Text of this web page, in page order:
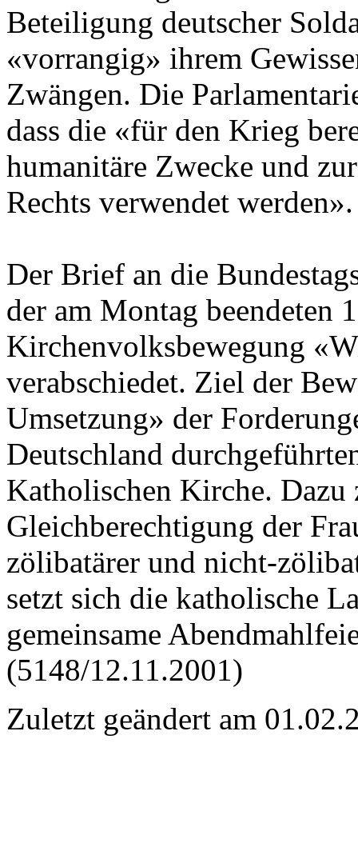
Beteiligung deutscher
«vorrangig» ihrem
Zwängen. Die
dass die «für den Krieg
humanitäre Zwecke und
Rechts verwendet werden».
Der Brief an die
der am Montag beendeten
Kirchenvolksbewegung
verabschiedet. Ziel der
Umsetzung» der
Deutschland
Katholischen Kirche. Dazu
Gleichberechtigung der
zölibatärer und nicht-
setzt sich die katholische
gemeinsame
(5148/12.11.2001)
Zuletzt geändert am